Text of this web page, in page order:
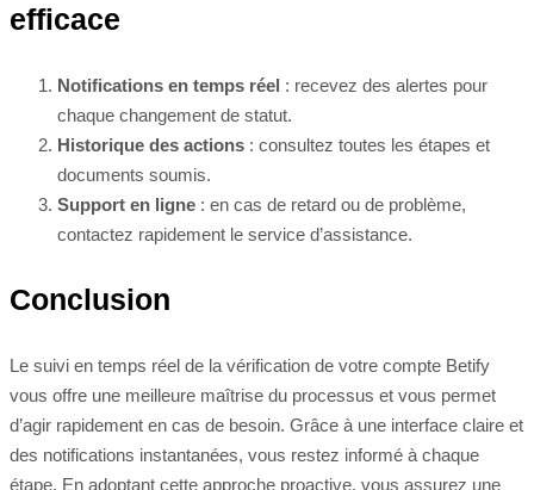
efficace
Notifications en temps réel : recevez des alertes pour
chaque changement de statut.
Historique des actions : consultez toutes les étapes et
documents soumis.
Support en ligne : en cas de retard ou de problème,
contactez rapidement le service d’assistance.
Conclusion
Le suivi en temps réel de la vérification de votre compte Betify
vous offre une meilleure maîtrise du processus et vous permet
d’agir rapidement en cas de besoin. Grâce à une interface claire et
des notifications instantanées, vous restez informé à chaque
étape. En adoptant cette approche proactive, vous assurez une